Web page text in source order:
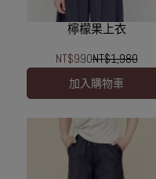
檸檬果上衣
NT$990NT$1,980
加入購物車